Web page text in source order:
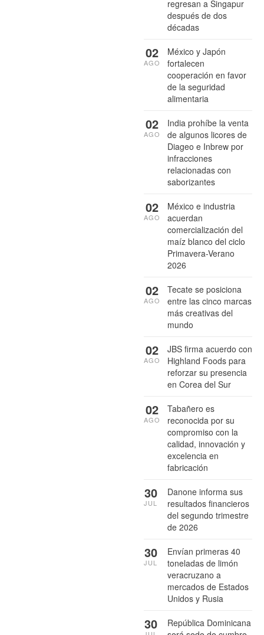
regresan a Singapur
después de dos
décadas
México y Japón
fortalecen
cooperación en favor
de la seguridad
alimentaria
02
AGO
India prohíbe la venta
de algunos licores de
Diageo e Inbrew por
infracciones
relacionadas con
saborizantes
02
AGO
México e industria
acuerdan
comercialización del
maíz blanco del ciclo
Primavera-Verano
2026
02
AGO
Tecate se posiciona
entre las cinco marcas
más creativas del
mundo
02
AGO
JBS firma acuerdo con
Highland Foods para
reforzar su presencia
en Corea del Sur
02
AGO
Tabañero es
reconocida por su
compromiso con la
calidad, innovación y
excelencia en
fabricación
02
AGO
Danone informa sus
resultados financieros
del segundo trimestre
de 2026
30
JUL
Envían primeras 40
toneladas de limón
veracruzano a
mercados de Estados
Unidos y Rusia
30
JUL
República Dominicana
30